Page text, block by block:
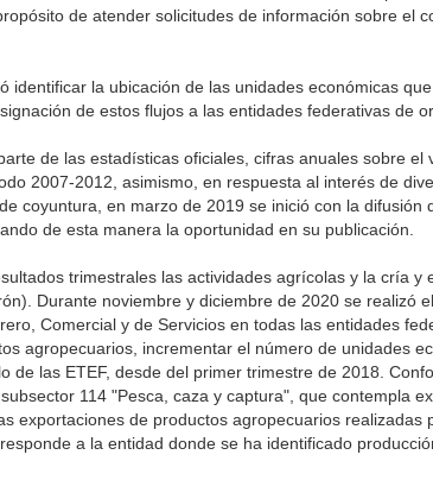
de atender solicitudes de información sobre el
la ubicación de las unidades económicas
de estos flujos a las entidades federativas de
de las estadísticas oficiales, cifras anuales sobre el
2007-2012, asimismo, en respuesta al interés de
coyuntura, en marzo de 2019 se inició con la difusión
de esta manera la oportunidad en su publicación.
trimestrales las actividades agrícolas y la cría y
Durante noviembre y diciembre de 2020 se realizó
Comercial y de Servicios en todas las entidades
agropecuarios, incrementar el número de unidades
las ETEF, desde del primer trimestre de 2018.
114 "Pesca, caza y captura", que contempla
exportaciones de productos agropecuarios realizadas
a la entidad donde se ha identificado